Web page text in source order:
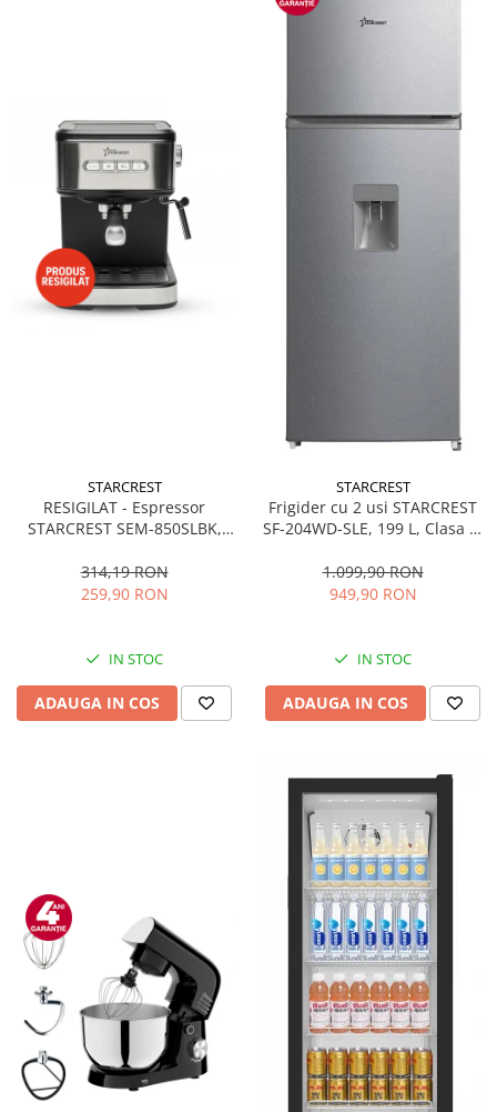
STARCREST
RESIGILAT - Espressor
STARCREST SEM-850SLBK,
detasabil 1.5L, dispozitiv
spumare, filtru dublu din
314,19 RON
259,90 RON
IN STOC
ADAUGA IN COS
STARCREST
Frigider cu 2 usi STARCREST
SF-204WD-SLE, 199 L, Clasa E,
Termostat Ajustabil, Usi
reversibile, H 143 cm, Argintiu
1.099,90 RON
949,90 RON
IN STOC
ADAUGA IN COS